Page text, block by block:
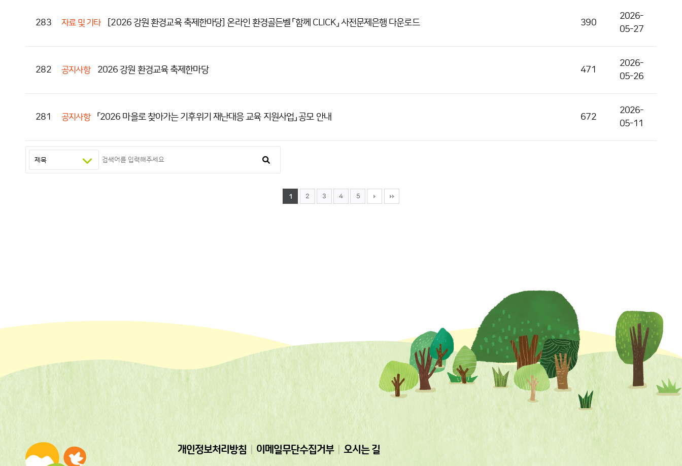
283 자료 및 기타 [2026 강원 환경교육 축제한마당] 온라인 환경골든벨 「함께 CLICK」 사전문제은행 다운로드 390
2026-
05-27
282 공지사항 2026 강원 환경교육 축제한마당 471
2026-
05-26
281 공지사항 「2026 마을로 찾아가는 기후위기 재난대응 교육 지원사업」 공모 안내 672
2026-
05-11
1 2 3 4 5
개인정보처리방침 이메일무단수집거부 오시는 길